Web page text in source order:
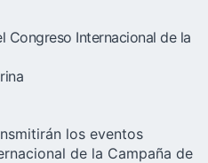
Congreso Internacional de la
los eventos
de la Campaña de